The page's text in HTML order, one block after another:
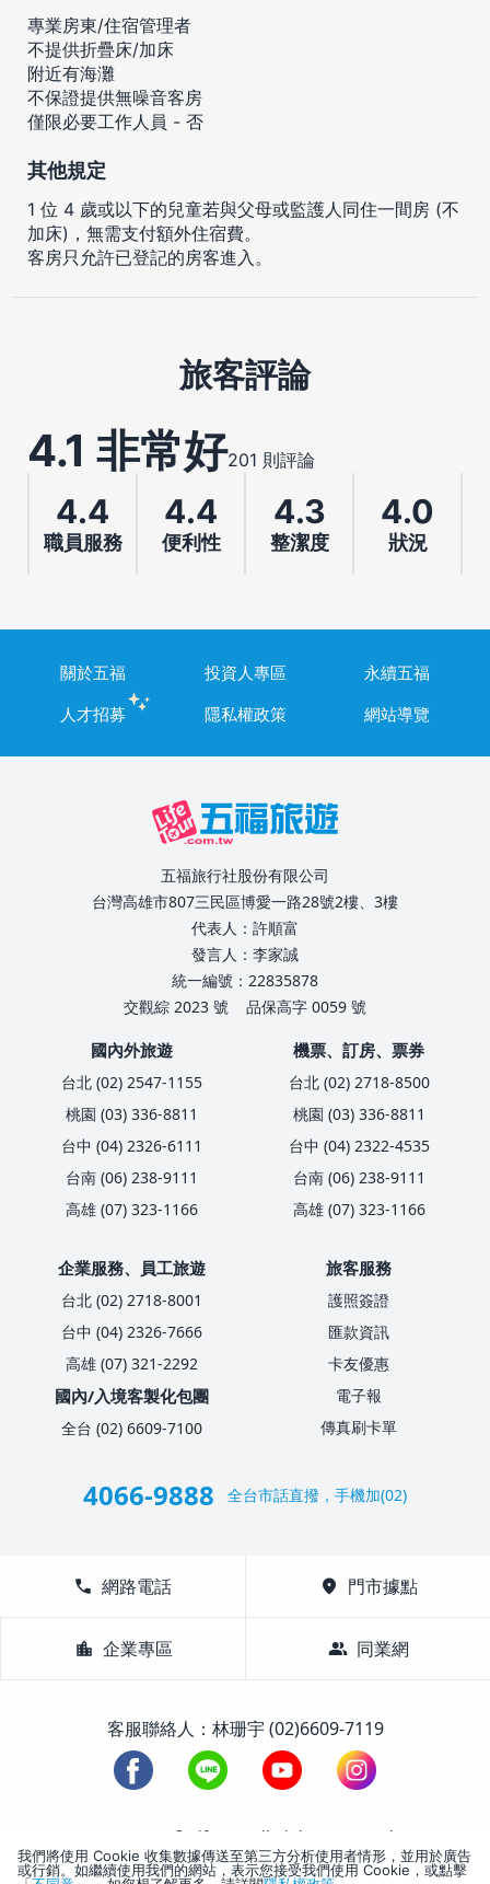
專業房東/住宿管理者
不提供折疊床/加床
附近有海灘
不保證提供無噪音客房
僅限必要工作人員 - 否
其他規定
1 位 4 歲或以下的兒童若與父母或監護人同住一間房 (不
加床)，無需支付額外住宿費。
客房只允許已登記的房客進入。
旅客評論
4.1 非常好201 則評論
4.4
職員服務
4.4
便利性
4.3
整潔度
4.0
狀況
關於五福 投資人專區
永續五福
人才招募
隱私權政策 網站導覽
五福旅行社股份有限公司
台灣高雄市807三民區博愛一路28號2樓、3樓
代表人：許順富
發言人：李家誠
統一編號：22835878
交觀綜 2023 號
品保高字 0059 號
國內外旅遊
台北 (02) 2547-1155
桃園 (03) 336-8811
台中 (04) 2326-6111
台南 (06) 238-9111
高雄 (07) 323-1166
機票、訂房、票券
台北 (02) 2718-8500
桃園 (03) 336-8811
台中 (04) 2322-4535
台南 (06) 238-9111
高雄 (07) 323-1166
企業服務、員工旅遊
台北 (02) 2718-8001
台中 (04) 2326-7666
高雄 (07) 321-2292
國內/入境客製化包團
全台 (02) 6609-7100
旅客服務
護照簽證
匯款資訊
卡友優惠
電子報
傳真刷卡單
4066-9888 全台市話直撥，手機加(02)
call 網路電話 location_on 門市據點
location_city 企業專區 group 同業網
客服聯絡人：林珊宇 (02)6609-7119
1988-2026 © Lifetour All Rights Reserved.
我們將使用 Cookie 收集數據傳送至第三方分析使用者情形，並用於廣告
或行銷。如繼續使用我們的網站，表示您接受我們使用 Cookie，或點擊